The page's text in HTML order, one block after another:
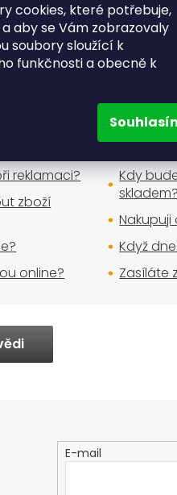
cookies, které potřebuje,
aby se Vám zobrazovaly
soubory sloužící k
funkčnosti a obecně k
nákupu
obav
reklamaci?
zboží
online?
Kdy
skladem?
Když
Zasíláte
E-mail